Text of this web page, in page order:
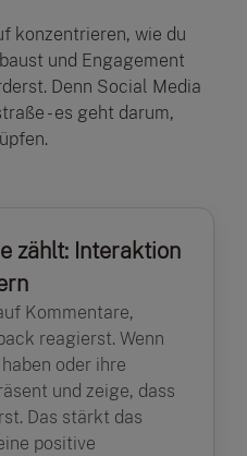
konzentrieren, wie du
und Engagement
Denn Social Media
- es geht darum,
zählt: Interaktion
Kommentare,
reagierst. Wenn
oder ihre
und zeige, dass
Das stärkt das
positive